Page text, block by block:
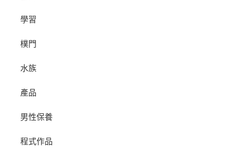
學習
樸門
水族
產品
男性保養
程式作品